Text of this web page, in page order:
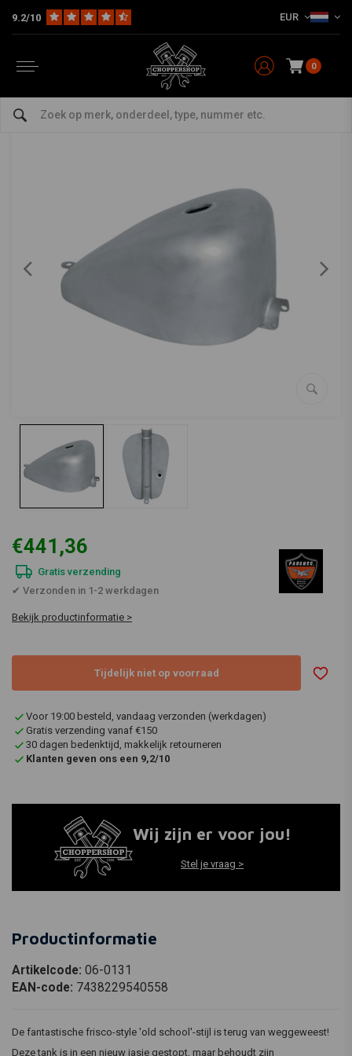
9.2/10 EUR
0
11 liter Frisco Style tank
bekijk alles van Paughco
11 liter Frisco Style tank
€441,36
Gratis verzending
✔ Verzonden in 1-2 werkdagen
Bekijk productinformatie >
Tijdelijk niet op voorraad
Voor 19:00 besteld, vandaag verzonden (werkdagen)
Gratis verzending vanaf €150
30 dagen bedenktijd, makkelijk retourneren
Klanten geven ons een 9,2/10
Wij zijn er voor jou!
Stel je vraag >
Productinformatie
Artikelcode: 06-0131
EAN-code: 7438229540558
De fantastische frisco-style 'old school'-stijl is terug van weggeweest!
Deze tank is in een nieuw jasje gestopt, maar behoudt zijn